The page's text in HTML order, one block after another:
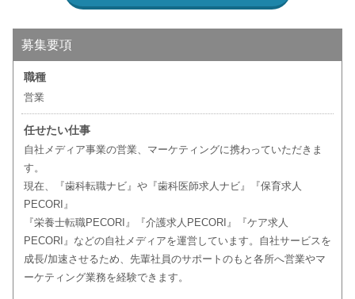
募集要項
職種
営業
任せたい仕事
自社メディア事業の営業、マーケティングに携わっていただきま
す。
現在、『歯科転職ナビ』や『歯科医師求人ナビ』『保育求人
PECORI』
『栄養士転職PECORI』『介護求人PECORI』『ケア求人
PECORI』などの自社メディアを運営しています。自社サービスを
成長/加速させるため、先輩社員のサポートのもと各所へ営業やマ
ーケティング業務を経験できます。